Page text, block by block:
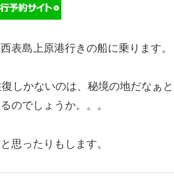
表島上原港行きの船に乗ります。
しかないのは、秘境の地だなぁと
のでしょうか。。。
思ったりもします。